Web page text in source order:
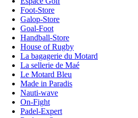
Foot-Store
Galop-Store
Goal-Foot
Handball-Store
House of Rugby
La bagagerie du Motard
La sellerie de Maé
Le Motard Bleu
Made in Paradis
Nauti-wave
On-Fight
Padel-Expert